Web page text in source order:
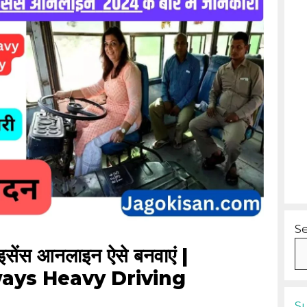
आनलाइन ऐसे बनवाएं |
Heavy Driving